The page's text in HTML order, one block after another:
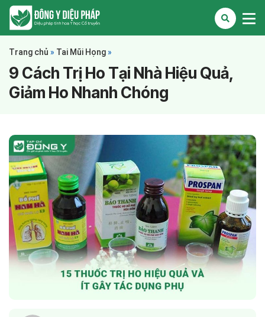
Trang chủ » Tai Mũi Họng »
9 Cách Trị Ho Tại Nhà Hiệu Quả,
Giảm Ho Nhanh Chóng